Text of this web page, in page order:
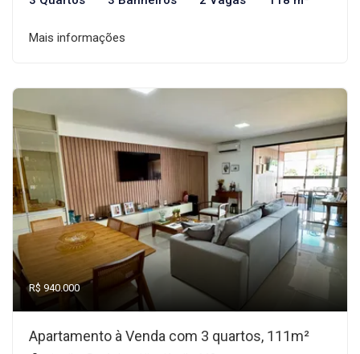
Mais informações
R$ 940.000
Apartamento à Venda com 3 quartos, 111m²